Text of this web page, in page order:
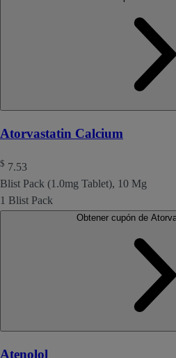
Atorvastatin Calcium
$ 7.53
Blist Pack (1.0mg Tablet), 10 Mg
1 Blist Pack
Atenolol